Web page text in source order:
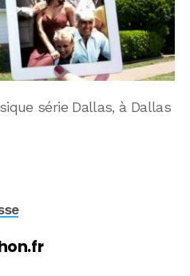
série Dallas, à Dallas